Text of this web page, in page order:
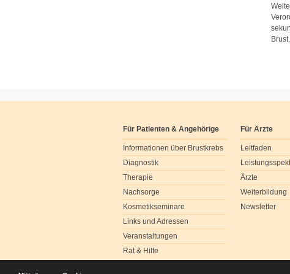
Für Patienten & Angehörige
Informationen über Brustkrebs
Diagnostik
Therapie
Nachsorge
Kosmetikseminare
Links und Adressen
Veranstaltungen
Rat & Hilfe
Für Ärzte
Leitfaden
Ärzte
Weiterbildung
Newsletter